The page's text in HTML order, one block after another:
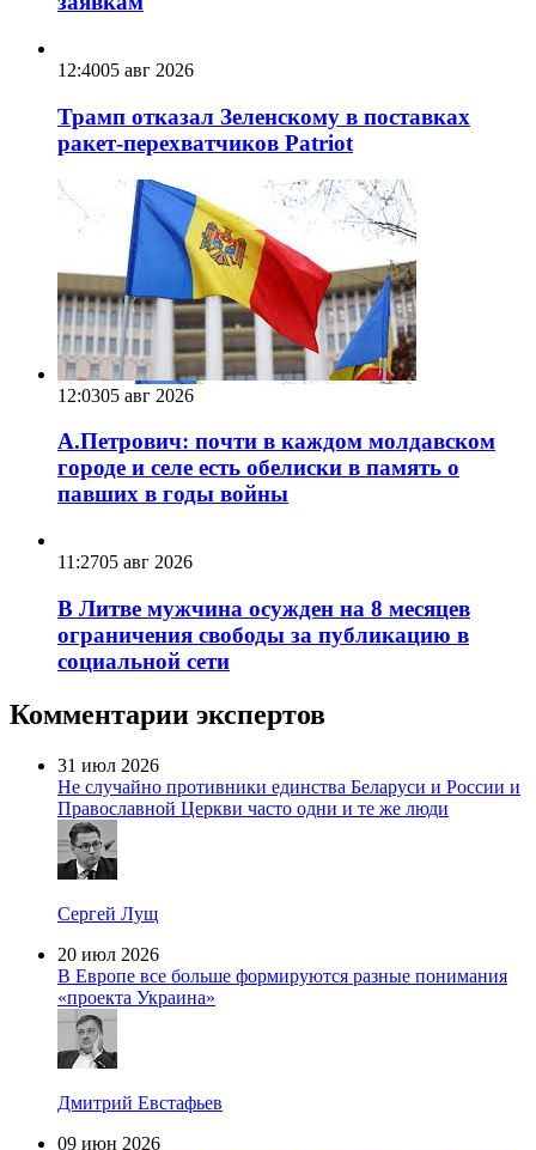
12:4005 авг 2026
Трамп отказал Зеленскому в поставках
ракет-перехватчиков Patriot
12:0305 авг 2026
А.Петрович: почти в каждом молдавском
городе и селе есть обелиски в память о
павших в годы войны
11:2705 авг 2026
В Литве мужчина осужден на 8 месяцев
ограничения свободы за публикацию в
социальной сети
Комментарии экспертов
31 июл 2026
Не случайно противники единства Беларуси и России и
Православной Церкви часто одни и те же люди
Сергей Лущ
20 июл 2026
В Европе все больше формируются разные понимания
«проекта Украина»
Дмитрий Евстафьев
09 июн 2026